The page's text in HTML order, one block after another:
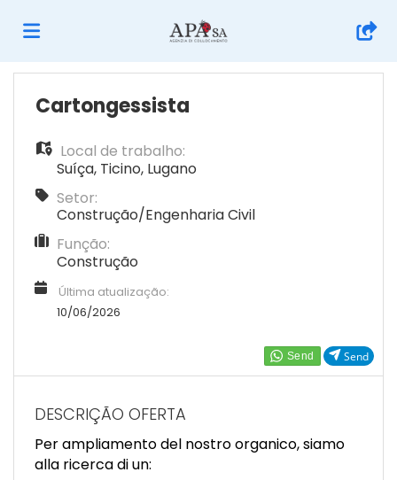
Página
inicial
Ofertas
de
emprego
Regista-
FR
Send
Cartongessista
Local de trabalho:
Suíça, Ticino, Lugano
Setor:
Construção/Engenharia Civil
Função:
Construção
Última atualização:
10/06/2026
DESCRIÇÃO OFERTA
Per ampliamento del nostro organico, siamo
alla ricerca di un: